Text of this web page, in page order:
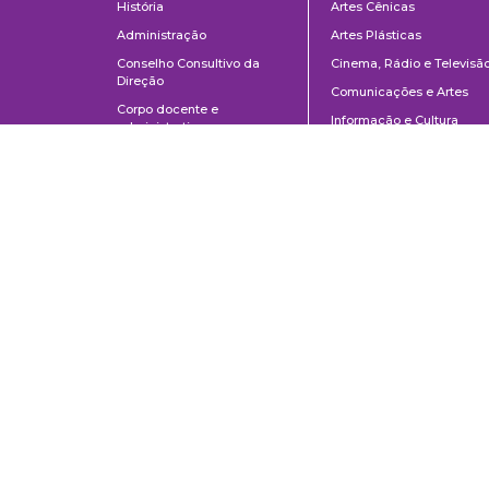
História
Administração
Conselho Consultivo da
Direção
Corpo docente e
administrativo
Artes Cênicas
Artes Plásticas
Cinema, Rádio e
Comunicações e Artes
Informação e Cultura